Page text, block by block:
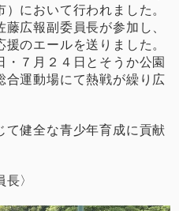
において行われました。
広報副委員長が参加し、
のエールを送りました。
７月２４日とそうか公園
合運動場にて熱戦が繰り広
て健全な青少年育成に貢献
〉